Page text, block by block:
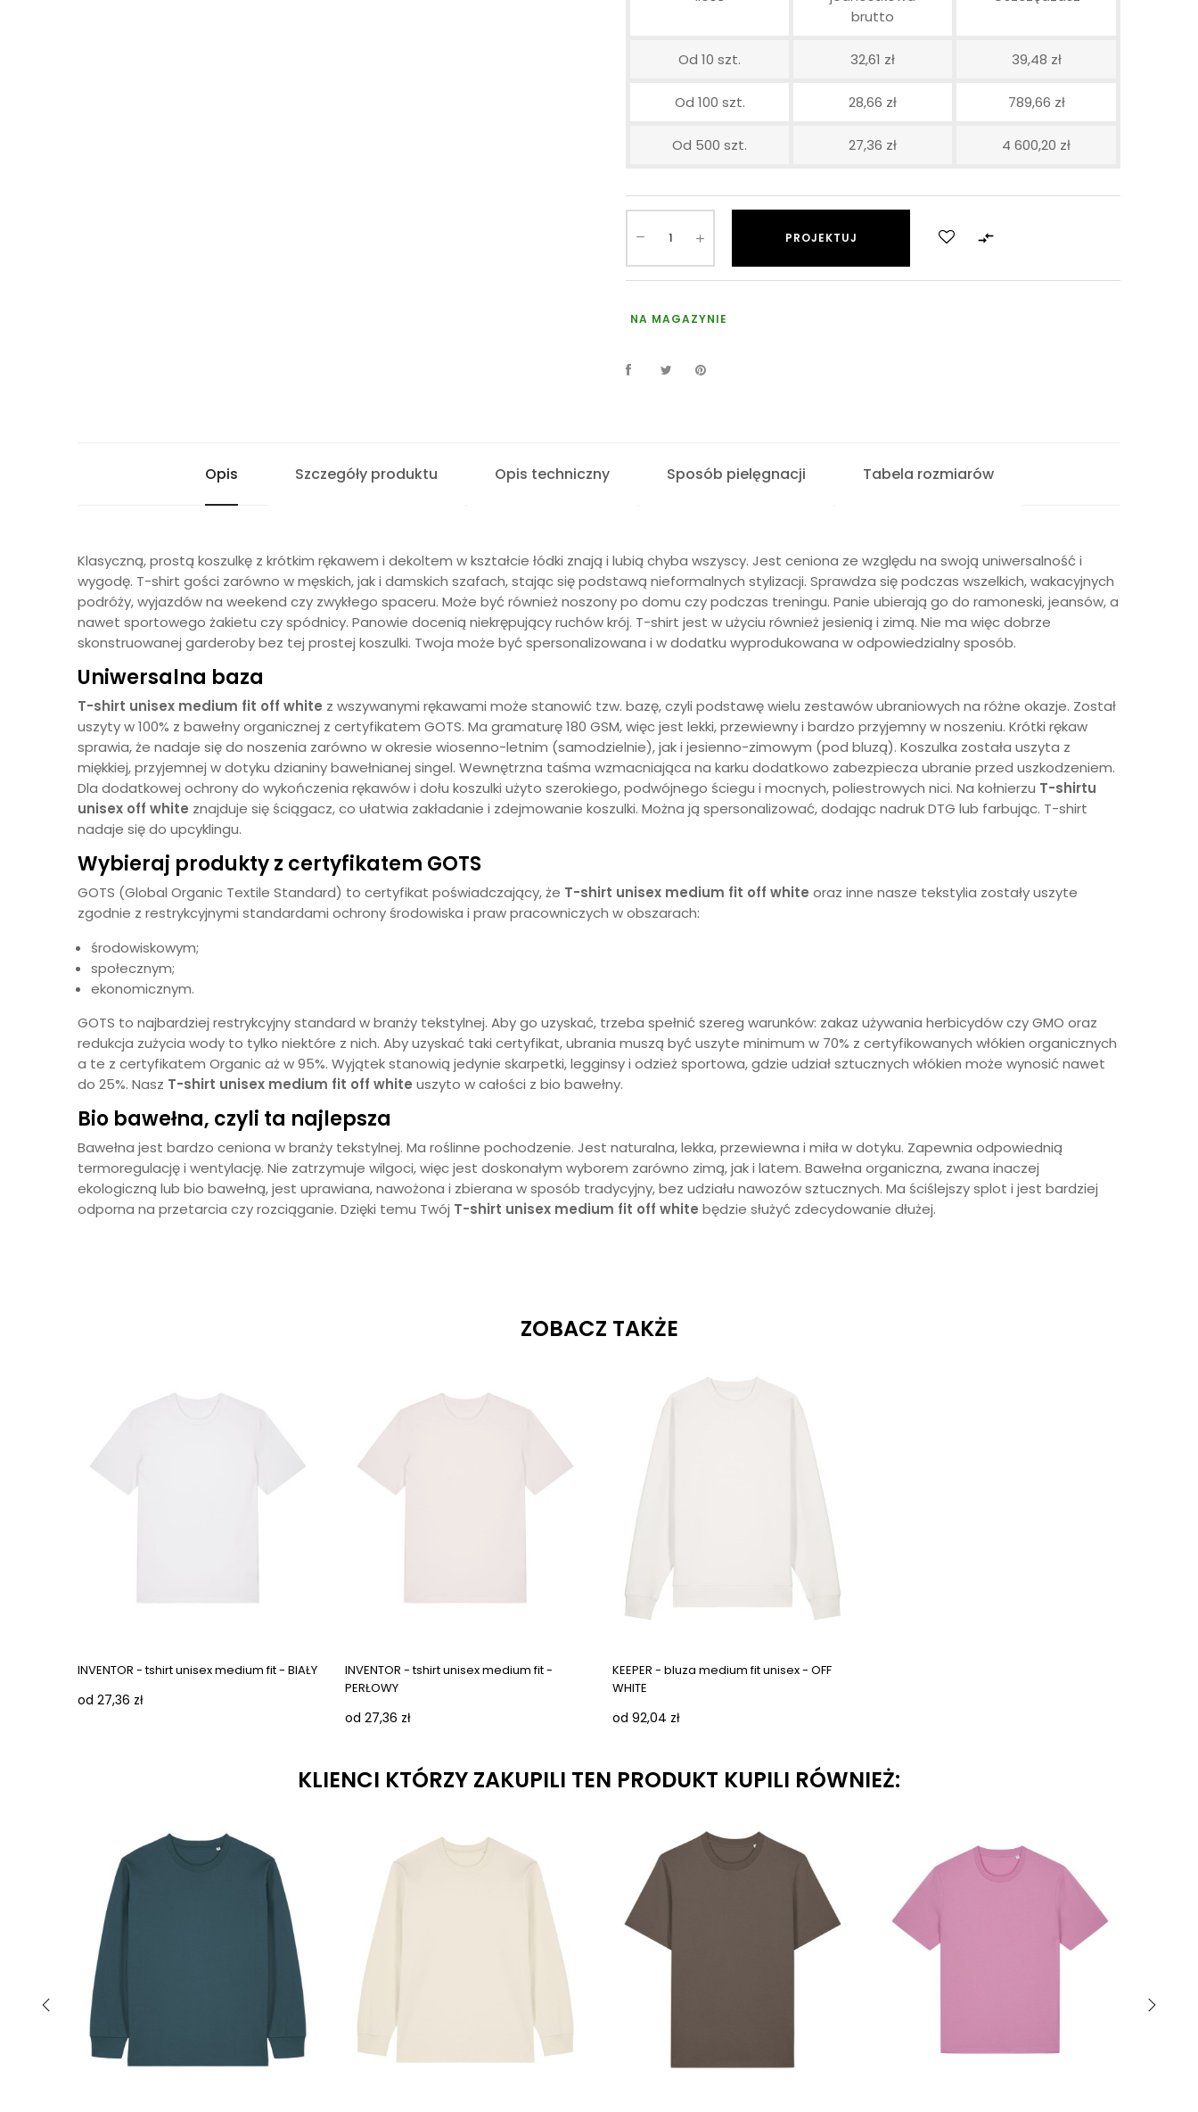
brutto
Od 10 szt. 32,61 zł 39,48 zł
Od 100 szt. 28,66 zł 789,66 zł
Od 500 szt. 27,36 zł 4 600,20 zł
PROJEKTUJ 
NA MAGAZYNIE
Opis Szczegóły produktu Opis techniczny Sposób pielęgnacji Tabela rozmiarów
Klasyczną, prostą koszulkę z krótkim rękawem i dekoltem w kształcie łódki znają i lubią chyba wszyscy. Jest ceniona ze względu na swoją uniwersalność i
wygodę. T-shirt gości zarówno w męskich, jak i damskich szafach, stając się podstawą nieformalnych stylizacji. Sprawdza się podczas wszelkich, wakacyjnych
podróży, wyjazdów na weekend czy zwykłego spaceru. Może być również noszony po domu czy podczas treningu. Panie ubierają go do ramoneski, jeansów, a
nawet sportowego żakietu czy spódnicy. Panowie docenią niekrępujący ruchów krój. T-shirt jest w użyciu również jesienią i zimą. Nie ma więc dobrze
skonstruowanej garderoby bez tej prostej koszulki. Twoja może być spersonalizowana i w dodatku wyprodukowana w odpowiedzialny sposób.
Uniwersalna baza
T-shirt unisex medium fit off white z wszywanymi rękawami może stanowić tzw. bazę, czyli podstawę wielu zestawów ubraniowych na różne okazje. Został
uszyty w 100% z bawełny organicznej z certyfikatem GOTS. Ma gramaturę 180 GSM, więc jest lekki, przewiewny i bardzo przyjemny w noszeniu. Krótki rękaw
sprawia, że nadaje się do noszenia zarówno w okresie wiosenno-letnim (samodzielnie), jak i jesienno-zimowym (pod bluzą). Koszulka została uszyta z
miękkiej, przyjemnej w dotyku dzianiny bawełnianej singel. Wewnętrzna taśma wzmacniająca na karku dodatkowo zabezpiecza ubranie przed uszkodzeniem.
Dla dodatkowej ochrony do wykończenia rękawów i dołu koszulki użyto szerokiego, podwójnego ściegu i mocnych, poliestrowych nici. Na kołnierzu T-shirtu
unisex off white znajduje się ściągacz, co ułatwia zakładanie i zdejmowanie koszulki. Można ją spersonalizować, dodając nadruk DTG lub farbując. T-shirt
nadaje się do upcyklingu.
Wybieraj produkty z certyfikatem GOTS
GOTS (Global Organic Textile Standard) to certyfikat poświadczający, że T-shirt unisex medium fit off white oraz inne nasze tekstylia zostały uszyte
zgodnie z restrykcyjnymi standardami ochrony środowiska i praw pracowniczych w obszarach:
środowiskowym;
społecznym;
ekonomicznym.
GOTS to najbardziej restrykcyjny standard w branży tekstylnej. Aby go uzyskać, trzeba spełnić szereg warunków: zakaz używania herbicydów czy GMO oraz
redukcja zużycia wody to tylko niektóre z nich. Aby uzyskać taki certyfikat, ubrania muszą być uszyte minimum w 70% z certyfikowanych włókien organicznych
a te z certyfikatem Organic aż w 95%. Wyjątek stanowią jedynie skarpetki, legginsy i odzież sportowa, gdzie udział sztucznych włókien może wynosić nawet
do 25%. Nasz T-shirt unisex medium fit off white uszyto w całości z bio bawełny.
Bio bawełna, czyli ta najlepsza
Bawełna jest bardzo ceniona w branży tekstylnej. Ma roślinne pochodzenie. Jest naturalna, lekka, przewiewna i miła w dotyku. Zapewnia odpowiednią
termoregulację i wentylację. Nie zatrzymuje wilgoci, więc jest doskonałym wyborem zarówno zimą, jak i latem. Bawełna organiczna, zwana inaczej
ekologiczną lub bio bawełną, jest uprawiana, nawożona i zbierana w sposób tradycyjny, bez udziału nawozów sztucznych. Ma ściślejszy splot i jest bardziej
odporna na przetarcia czy rozciąganie. Dzięki temu Twój T-shirt unisex medium fit off white będzie służyć zdecydowanie dłużej.
ZOBACZ TAKŻE
INVENTOR - tshirt unisex medium fit - BIAŁY
od 27,36 zł
INVENTOR - tshirt unisex medium fit -
PERŁOWY
od 27,36 zł
KEEPER - bluza medium fit unisex - OFF
WHITE
od 92,04 zł
KLIENCI KTÓRZY ZAKUPILI TEN PRODUKT KUPILI RÓWNIEŻ: